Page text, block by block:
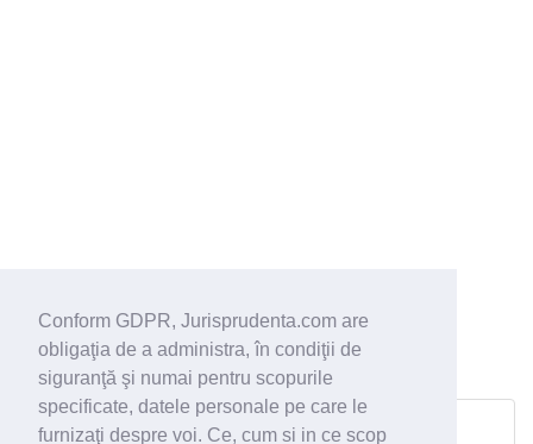
Conform GDPR, Jurisprudenta.com are
obligaţia de a administra, în condiţii de
siguranţă şi numai pentru scopurile
specificate, datele personale pe care le
furnizaţi despre voi. Ce, cum si in ce scop
Pagina urmatoare